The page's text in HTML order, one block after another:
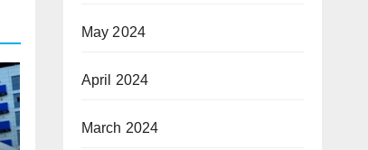
May 2024
April 2024
March 2024